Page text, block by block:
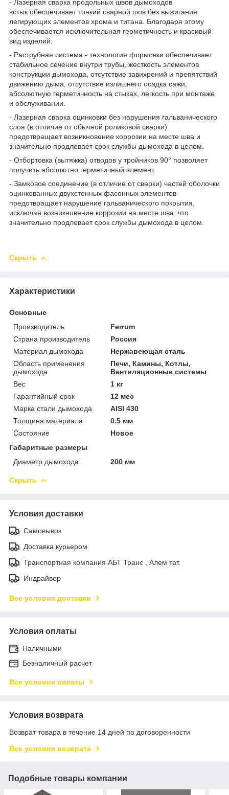
- Лазерная сварка продольных швов дымоходов
встык обеспечивает тонкий сварной шов без выжигания
легирующих элементов хрома и титана. Благодаря этому
обеспечивается исключительная герметичность и красивый
вид изделий.
- Раструбная система - технология формовки обеспечивает
стабильное сечение внутри трубы, жесткость элементов
конструкции дымохода, отсутствие завихрений и препятствий
движению дыма, отсутствие излишнего осадка сажи,
абсолютную герметичность на стыках, легкость при монтаже
и обслуживании.
- Лазерная сварка оцинковки без нарушения гальванического
слоя (в отличие от обычной роликовой сварки)
предотвращает возникновение коррозии на месте шва и
значительно продлевает срок службы дымохода в целом.
- Отбортовка (вытяжка) отводов у тройников 90° позволяет
получить абсолютно герметичный элемент.
- Замковое соединение (в отличие от сварки) частей оболочки
оцинкованных двухстенных фасонных элементов
предотвращает нарушение гальванического покрытия,
исключая возникновение коррозии на месте шва, что
значительно продлевает срок службы дымохода в целом.
Скрыть
Характеристики
Основные
Производитель
Ferrum
Страна производитель
Россия
Материал дымохода
Нержавеющая сталь
Область применения
дымохода
Печи, Камины, Котлы,
Вентиляционные системы
Вес
1 кг
Гарантийный срок
12 мес
Марка стали дымохода
AISI 430
Толщина материала
0.5 мм
Состояние
Новое
Габаритные размеры
Диаметр дымохода
200 мм
Скрыть
Условия доставки
Самовывоз
Доставка курьером
Транспортная компания АБТ Транс , Алем тат.
Индрайвер
Все условия доставки
Условия оплаты
Наличными
Безналичный расчет
Все условия оплаты
Условия возврата
Возврат товара в течение 14 дней по договоренности
Все условия возврата
Подобные товары компании